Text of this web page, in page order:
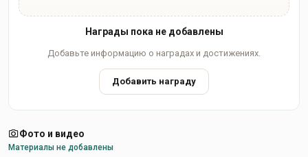
Награды пока не добавлены
Добавьте информацию о наградах и достижениях.
Добавить награду
Фото и видео
Материалы не добавлены